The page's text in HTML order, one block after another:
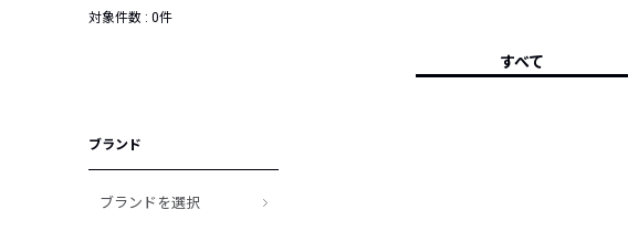
編集部のおすすめアイテム
対象件数 : 0件
すべて
ブランド
ブランドを選択